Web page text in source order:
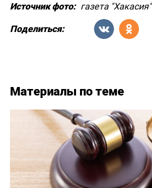
Источник фото: газета "Хакасия"
Поделиться:
Материалы по теме